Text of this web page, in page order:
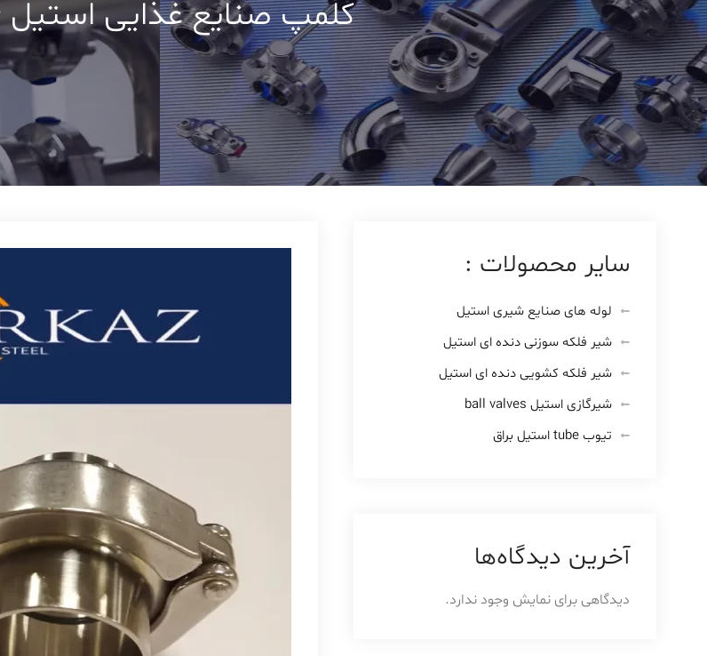
کلمپ صنایع غذایی استیل 304 و 316
سایر محصولات :
لوله های صنایع شیری استیل
شیر فلکه سوزنی دنده ای استیل
شیر فلکه کشویی دنده ای استیل
شیرگازی استیل ball valves
تیوب tube استیل براق
آخرین دیدگاه‌ها
دیدگاهی برای نمایش وجود ندارد.